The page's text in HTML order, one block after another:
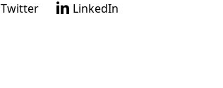
Twitter LinkedIn